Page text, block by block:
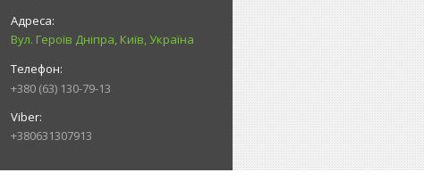
Вул. Героїв Дніпра, Київ, Україна
+380 (63) 130-79-13
+380631307913